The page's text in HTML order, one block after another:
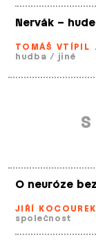
Nervák –
TOMÁŠ VTÍPIL
hudba / jiné
O neuróze
JIŘÍ KOCOUREK
společnost